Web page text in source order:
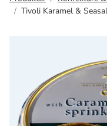
Tivoli Karamel &